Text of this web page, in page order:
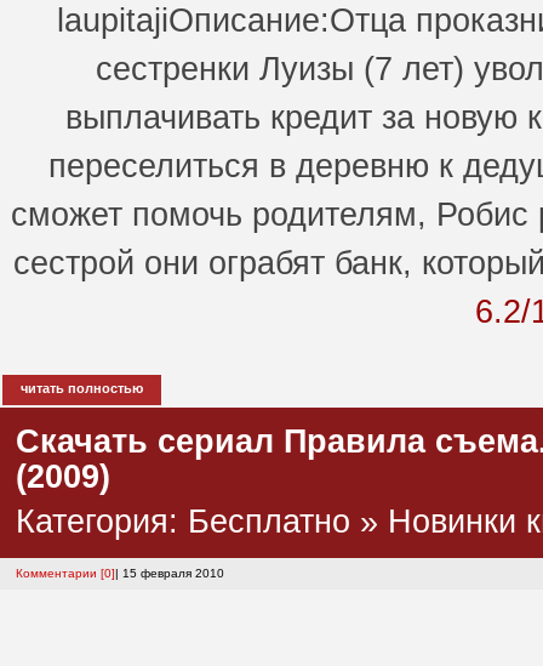
laupitajiОписание:Отца
сестренки Луизы (7 лет)
выплачивать кредит за новую
переселиться в деревню к
сможет помочь родителям,
сестрой они ограбят банк,
6.2/
читать полностью
Скачать сериал Правила
(2009)
Категория: Бесплатно » Новинки
Комментарии [0]| 15 февраля 2010